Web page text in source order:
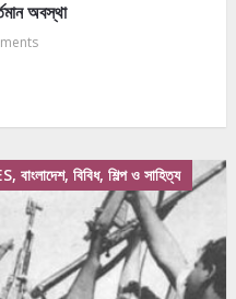
অবস্থা
বিবিধ, শিল্প ও সাহিত্য